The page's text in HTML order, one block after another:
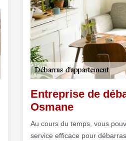
Entreprise de
Osmane
Au cours du temps, vous
service efficace pour